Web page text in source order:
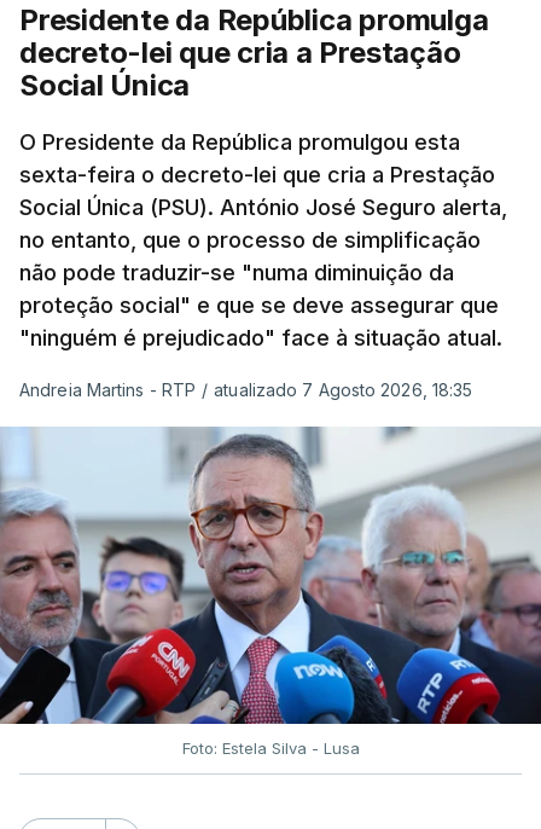
Presidente da República promulga
decreto-lei que cria a Prestação
Social Única
O Presidente da República promulgou esta
sexta-feira o decreto-lei que cria a Prestação
Social Única (PSU). António José Seguro alerta,
no entanto, que o processo de simplificação
não pode traduzir-se "numa diminuição da
proteção social" e que se deve assegurar que
"ninguém é prejudicado" face à situação atual.
Andreia Martins - RTP / atualizado 7 Agosto 2026, 18:35
Foto: Estela Silva - Lusa